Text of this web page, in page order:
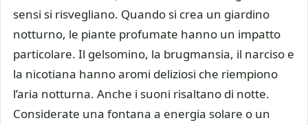
sensi si risvegliano. Quando si crea un giardino
notturno, le piante profumate hanno un impatto
particolare. Il gelsomino, la brugmansia, il narciso e
la nicotiana hanno aromi deliziosi che riempiono
l’aria notturna. Anche i suoni risaltano di notte.
Considerate una fontana a energia solare o un